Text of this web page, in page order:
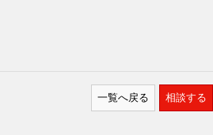
一覧へ戻る 相談する